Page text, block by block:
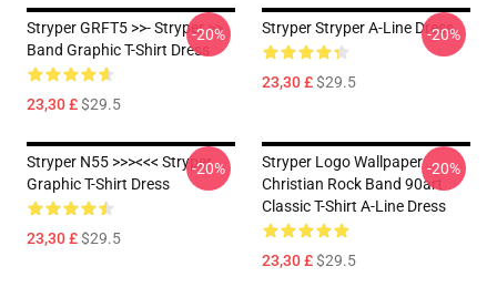
Stryper GRFT5 >>- Stryper >>
Band Graphic T-Shirt Dress
23,30 £$29.5
-20% Stryper Stryper A-Line Dress
23,30 £$29.5
-20%
Stryper N55 >>><<< Stryper
Graphic T-Shirt Dress
23,30 £$29.5
-20%
Stryper Logo Wallpaper
Christian Rock Band 90art
Classic T-Shirt A-Line Dress
23,30 £$29.5
-20%